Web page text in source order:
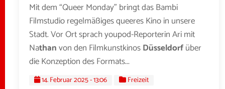
Mit dem “Queer Monday” bringt das Bambi
Filmstudio regelmäßiges queeres Kino in unsere
Stadt. Vor Ort sprach youpod-Reporterin Ari mit
Nathanvon den FilmkunstkinosDüsseldorfüber
die Konzeption des Formats...
14. Februar 2025 - 13:06 Freizeit